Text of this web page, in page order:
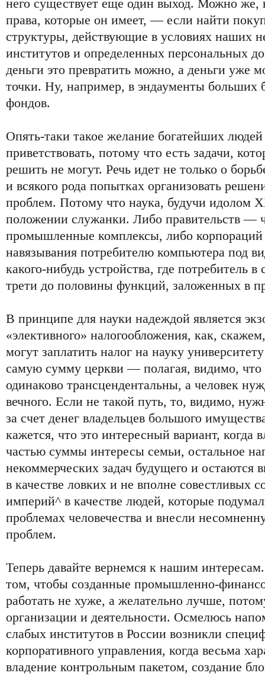
него существует еще один выход. Можно же,
права, которые он имеет, — если найти
структуры, действующие в условиях наших
институтов и определенных персональных
деньги это превратить можно, а деньги уже
точки. Ну, например, в эндаументы больших
фондов.
Опять-таки такое желание богатейших
приветствовать, потому что есть задачи,
решить не могут. Речь идет не только о
и всякого рода попытках организовать
проблем. Потому что наука, будучи идолом
положении служанки. Либо правительств —
промышленные комплексы, либо
навязывания потребителю компьютера под
какого-нибудь устройства, где потребитель
трети до половины функций, заложенных в
В принципе для науки надеждой является
«элективного» налогообложения, как,
могут заплатить налог на науку
самую сумму церкви — полагая, видимо, что
одинаково трансцендентальны, а человек
вечного. Если не такой путь, то, видимо,
за счет денег владельцев большого
кажется, что это интересный вариант, когда
частью суммы интересы семьи, остальное
некоммерческих задач будущего и
в качестве ловких и не вполне совестливых
империй^ в качестве людей, которые
проблемах человечества и внесли
проблем.
Теперь давайте вернемся к нашим
том, чтобы созданные промышленно-
работать не хуже, а желательно лучше,
организации и деятельности. Осмелюсь
слабых институтов в России возникли
корпоративного управления, когда весьма
владение контрольным пакетом, создание